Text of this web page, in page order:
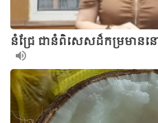
នំជ្រែ ជានំពិសេសដ៏កម្រមាននៅ